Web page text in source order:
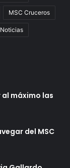
MSC Cruceros
máximo las
del MSC